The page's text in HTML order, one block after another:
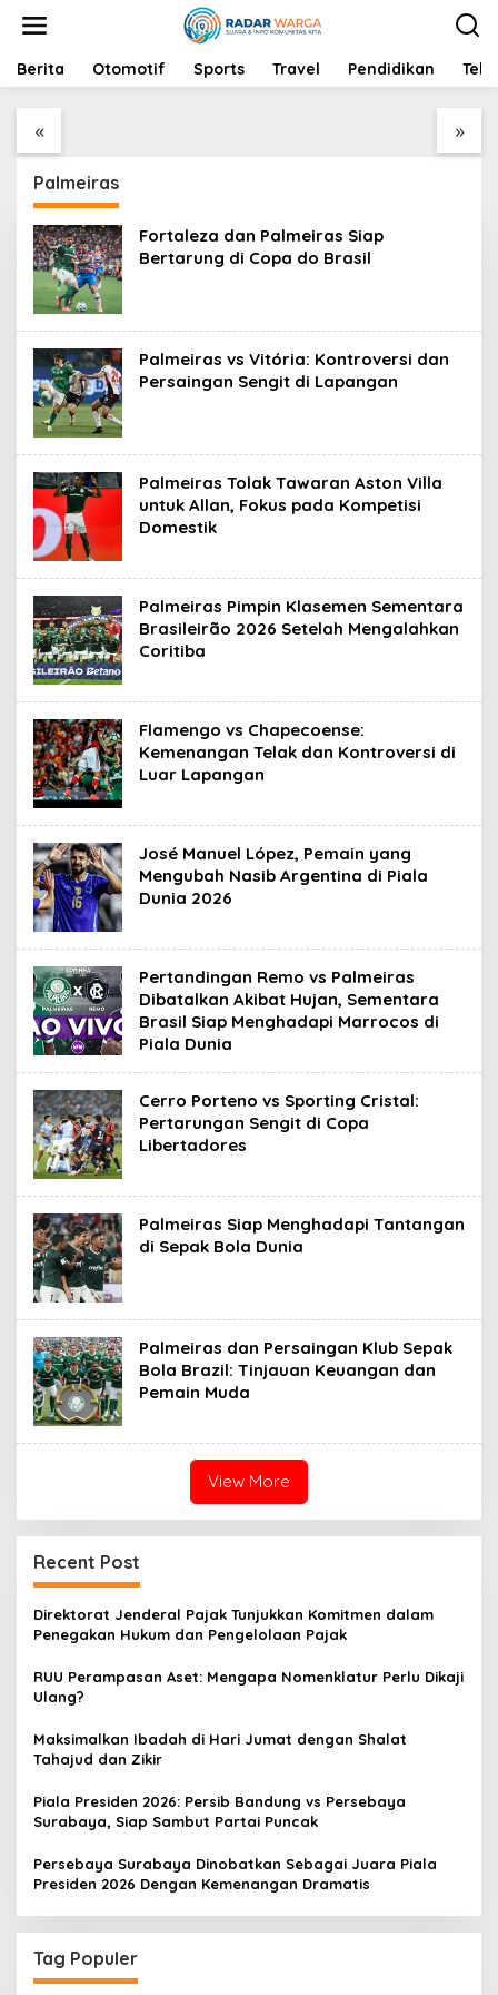
t
Berita Otomotif Sports Travel Pendidikan
« »
Maksimalkan Ibadah di
Hari Jumat dengan
Zikir
Piala Presiden 2026:
Persib Bandung vs
Palmeiras
Fortaleza dan Palmeiras Siap
Bertarung di Copa do Brasil
Palmeiras vs Vitória: Kontroversi dan
Persaingan Sengit di Lapangan
Palmeiras Tolak Tawaran Aston Villa
untuk Allan, Fokus pada Kompetisi
Domestik
Palmeiras Pimpin Klasemen Sementara
Brasileirão 2026 Setelah Mengalahkan
Coritiba
Flamengo vs Chapecoense:
Kemenangan Telak dan Kontroversi di
Luar Lapangan
José Manuel López, Pemain yang
Mengubah Nasib Argentina di Piala
Dunia 2026
Pertandingan Remo vs Palmeiras
Dibatalkan Akibat Hujan, Sementara
Brasil Siap Menghadapi Marrocos di
Piala Dunia
Cerro Porteno vs Sporting Cristal:
Pertarungan Sengit di Copa
Libertadores
Palmeiras Siap Menghadapi Tantangan
di Sepak Bola Dunia
Palmeiras dan Persaingan Klub Sepak
Bola Brazil: Tinjauan Keuangan dan
Pemain Muda
View More
Recent Post
Direktorat Jenderal Pajak Tunjukkan Komitmen dalam
Penegakan Hukum dan Pengelolaan Pajak
RUU Perampasan Aset: Mengapa Nomenklatur Perlu Dikaji
Ulang?
Maksimalkan Ibadah di Hari Jumat dengan Shalat
Tahajud dan Zikir
Piala Presiden 2026: Persib Bandung vs Persebaya
Surabaya, Siap Sambut Partai Puncak
Persebaya Surabaya Dinobatkan Sebagai Juara Piala
Presiden 2026 Dengan Kemenangan Dramatis
Tag Populer